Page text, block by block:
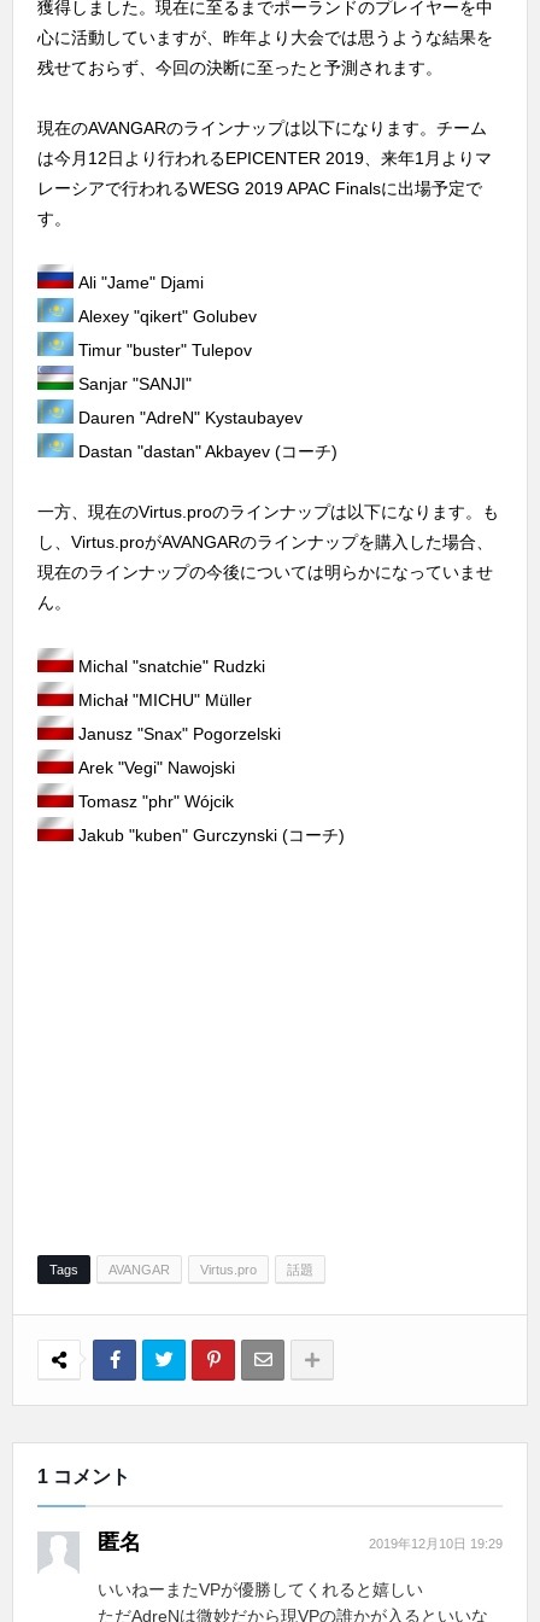
獲得しました。現在に至るまでポーランドのプレイヤーを中
心に活動していますが、昨年より大会では思うような結果を
残せておらず、今回の決断に至ったと予測されます。
現在のAVANGARのラインナップは以下になります。チーム
は今月12日より行われるEPICENTER 2019、来年1月よりマ
レーシアで行われるWESG 2019 APAC Finalsに出場予定で
す。
Ali "Jame" Djami
Alexey "qikert" Golubev
Timur "buster" Tulepov
Sanjar "SANJI"
Dauren "AdreN" Kystaubayev
Dastan "dastan" Akbayev (コーチ)
一方、現在のVirtus.proのラインナップは以下になります。も
し、Virtus.proがAVANGARのラインナップを購入した場合、
現在のラインナップの今後については明らかになっていませ
ん。
Michal "snatchie" Rudzki
Michał "MICHU" Müller
Janusz "Snax" Pogorzelski
Arek "Vegi" Nawojski
Tomasz "phr" Wójcik
Jakub "kuben" Gurczynski (コーチ)
Tags AVANGAR Virtus.pro 話題
1 コメント
匿名 2019年12月10日 19:29
いいねーまたVPが優勝してくれると嬉しい
ただAdreNは微妙だから現VPの誰かが入るといいな